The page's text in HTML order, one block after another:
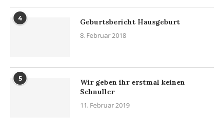
4
Geburtsbericht Hausgeburt
8. Februar 2018
5
Wir geben ihr erstmal keinen
Schnuller
11. Februar 2019